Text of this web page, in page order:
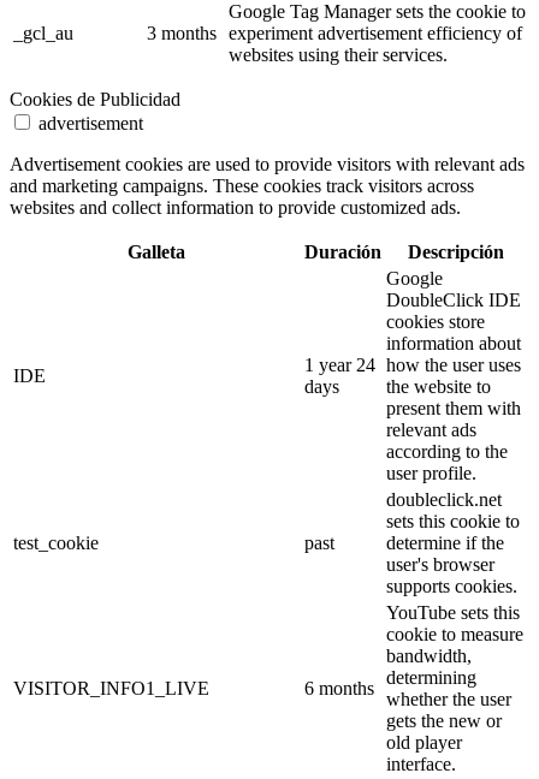
_gcl_au 3 months
Google Tag Manager sets the cookie to
experiment advertisement efficiency of
websites using their services.
Cookies de Publicidad
advertisement
Advertisement cookies are used to provide visitors with relevant ads
and marketing campaigns. These cookies track visitors across
websites and collect information to provide customized ads.
Galleta Duración Descripción
IDE
1 year 24
days
Google
DoubleClick IDE
cookies store
information about
how the user uses
the website to
present them with
relevant ads
according to the
user profile.
test_cookie past
doubleclick.net
sets this cookie to
determine if the
user's browser
supports cookies.
VISITOR_INFO1_LIVE 6 months
YouTube sets this
cookie to measure
bandwidth,
determining
whether the user
gets the new or
old player
interface.